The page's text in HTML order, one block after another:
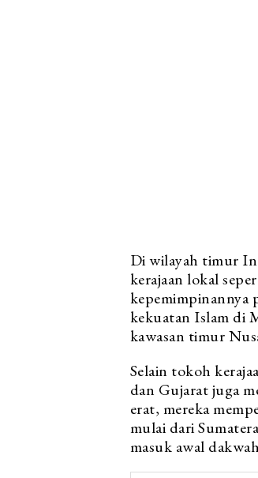
Di wilayah timur
kerajaan lokal
kepemimpinannya
kekuatan Islam di
kawasan timur
Selain tokoh
dan Gujarat juga
erat, mereka
mulai dari
masuk awal